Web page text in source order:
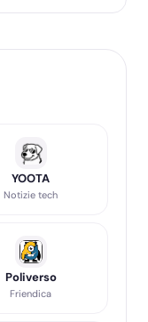
YOOTA
Notizie tech
Poliverso
Friendica